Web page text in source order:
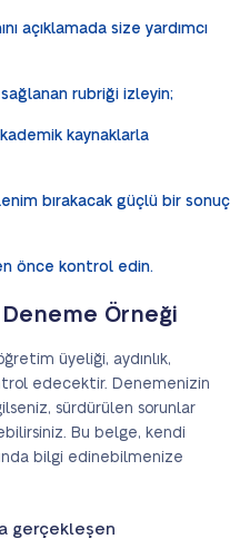
açıklamada size yardımcı
rubriği izleyin;
kaynaklarla
bırakacak güçlü bir sonuç
önce kontrol edin.
Örneği
üyeliği, aydınlık,
edecektir. Denemenizin
sürdürülen sorunlar
Bu belge, kendi
bilgi edinebilmenize
gerçekleşen